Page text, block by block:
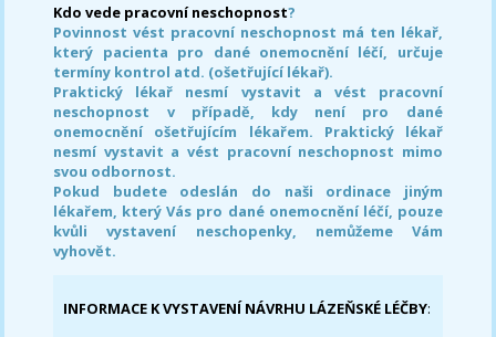
Kdo vede pracovní neschopnost?
Povinnost vést pracovní neschopnost má ten lékař,
který pacienta pro dané onemocnění léčí, určuje
termíny kontrol atd. (ošetřující lékař).
Praktický lékař nesmí vystavit a vést pracovní
neschopnost v případě, kdy není pro dané
onemocnění ošetřujícím lékařem. Praktický lékař
nesmí vystavit a vést pracovní neschopnost mimo
svou odbornost.
Pokud budete odeslán do naši ordinace jiným
lékařem, který Vás pro dané onemocnění léčí, pouze
kvůli vystavení neschopenky, nemůžeme Vám
vyhovět.
INFORMACE K VYSTAVENÍ NÁVRHU LÁZEŇSKÉ LÉČBY: